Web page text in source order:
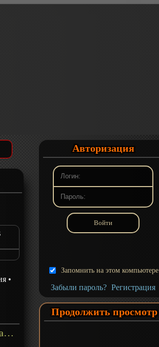
•
«Верховный Бог 3» ТВ-3 - описание
Авторизация
Запомнить на этом компьютере
Забыли пароль? Регистрация
Продолжить просмотр